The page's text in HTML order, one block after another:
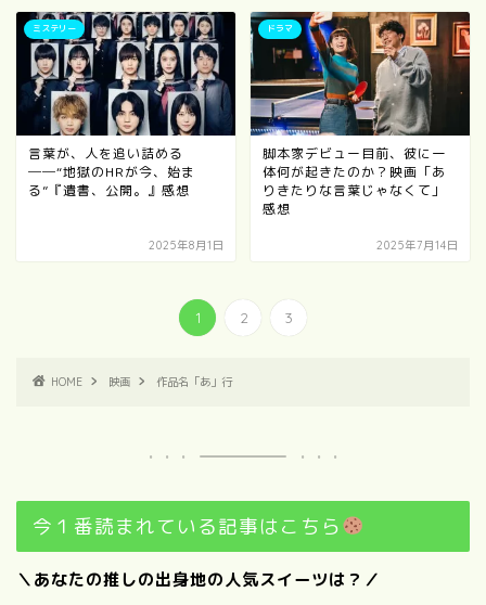
ミステリー
言葉が、人を追い詰める
──“地獄のHRが今、始ま
る”『遺書、公開。』感想
2025年8月1日
ドラマ
脚本家デビュー目前、彼に一
体何が起きたのか？映画「あ
りきたりな言葉じゃなくて」
感想
2025年7月14日
1 2 3
HOME 映画 作品名「あ」行
今１番読まれている記事はこちら
＼あなたの推しの出身地の人気スイーツは？／